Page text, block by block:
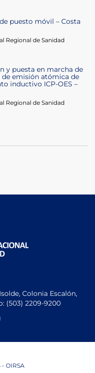
puesto móvil – Costa
Regional de Sanidad
y puesta en marcha de
emisión atómica de
inductivo ICP-OES –
Regional de Sanidad
Colonia Escalón,
(503) 2209-9200
OIRSA